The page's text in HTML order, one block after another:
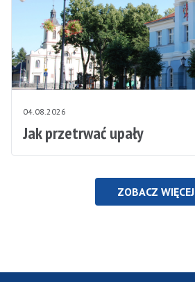
04.08.2026
Jak przetrwać upały
ZOBACZ WIĘCEJ